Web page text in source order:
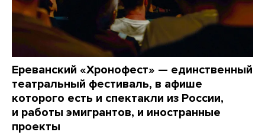
Ереванский «Хронофест» — единственный
театральный фестиваль, в афише
которого есть и спектакли из России,
и работы эмигрантов, и иностранные
проекты